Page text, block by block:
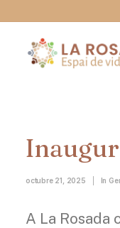
octubre 21, 2025 In
A La Rosada